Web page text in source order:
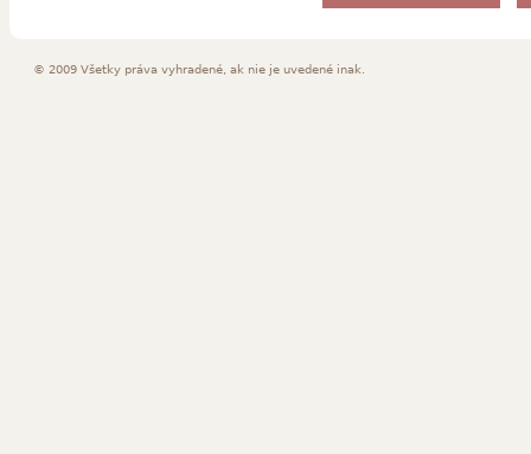
© 2009 Všetky práva vyhradené, ak nie je uvedené inak.